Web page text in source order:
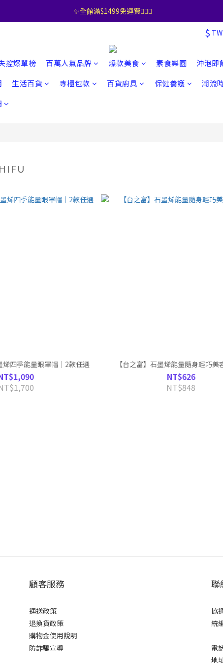
✨全館滿$1499免運費🧚🏻‍♀️
$
控爆單榜 百萬人氣品牌 爆款美食 素食樂園
沖泡即
生活百貨 專櫃包款 百貨廚具 保健養護
潮流
烯四季能量眼罩帽｜2款任選 【台之富】石墨烯能量隨身輕巧美
NT$626
NT$848
顧客服務
運送政策
退換貨政策
購物金使用說明
防詐騙宣導
聯
協
統
電
地